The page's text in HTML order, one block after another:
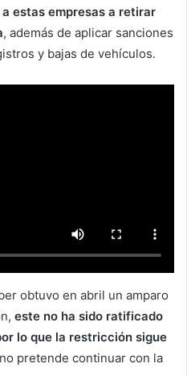
estas empresas a retirar
, además de aplicar sanciones
y bajas de vehículos.
obtuvo en abril un amparo
este no ha sido ratificado
lo que la restricción sigue
pretende continuar con la